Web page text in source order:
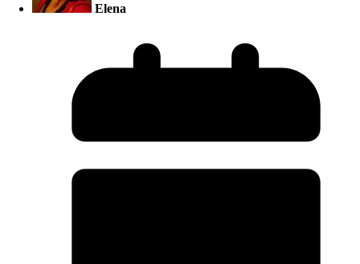
Elena